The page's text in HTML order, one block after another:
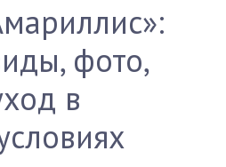
фото,
в